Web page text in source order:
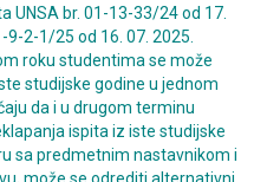
UNSA br. 01-13-33/24 od 17.
9-2-1/25 od 16. 07. 2025.
roku studentima se može
studijske godine u jednom
da i u drugom terminu
ispita iz iste studijske
sa predmetnim nastavnikom i